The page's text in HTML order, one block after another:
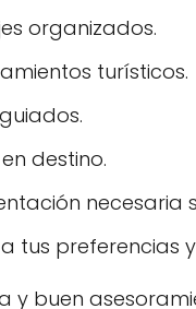
organizados.
turísticos.
destino.
necesaria
tus preferencias
y buen